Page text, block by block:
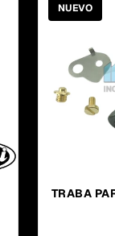
NUEVO
TRABA